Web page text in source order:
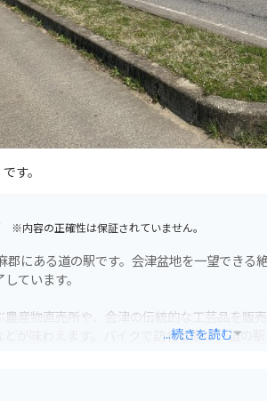
す。
※内容の正確性は保証されていません。
郡にある道の駅です。会津盆地を一望できる
ています。
産物直売所や、会津の伝統的な工芸品を販
どが味わえます。バイクで訪れる際は、道の
...続きを読む